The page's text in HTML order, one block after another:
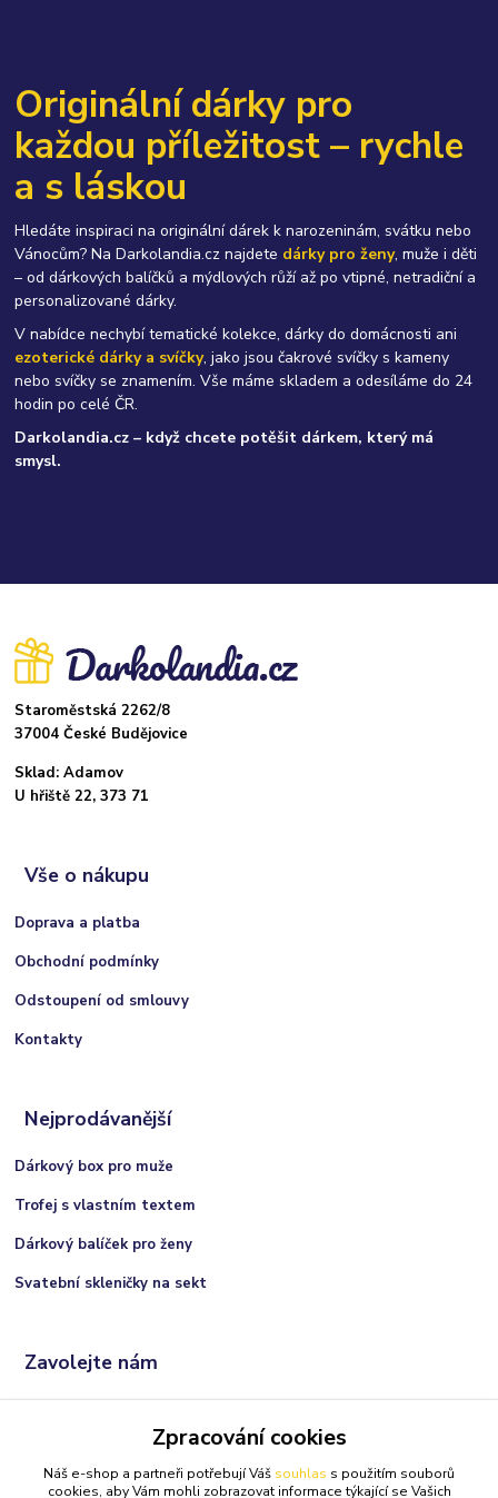
Originální dárky pro
každou příležitost – rychle
a s láskou
Hledáte inspiraci na originální dárek k narozeninám, svátku nebo
Vánocům? Na Darkolandia.cz najdete dárky pro ženy, muže i děti
– od dárkových balíčků a mýdlových růží až po vtipné, netradiční a
personalizované dárky.
V nabídce nechybí tematické kolekce, dárky do domácnosti ani
ezoterické dárky a svíčky, jako jsou čakrové svíčky s kameny
nebo svíčky se znamením. Vše máme skladem a odesíláme do 24
hodin po celé ČR.
Darkolandia.cz – když chcete potěšit dárkem, který má
smysl.
Staroměstská 2262/8
37004 České Budějovice
Sklad: Adamov
U hřiště 22, 373 71
Vše o nákupu
Doprava a platba
Obchodní podmínky
Odstoupení od smlouvy
Kontakty
Nejprodávanější
Dárkový box pro muže
Trofej s vlastním textem
Dárkový balíček pro ženy
Svatební skleničky na sekt
Zavolejte nám
(Po-Ne, 9:00 - 21:00 hod.)
info@darkolandia.cz
Zpracování cookies
Náš e-shop a partneři potřebují Váš souhlas s použitím souborů
cookies, aby Vám mohli zobrazovat informace týkající se Vašich